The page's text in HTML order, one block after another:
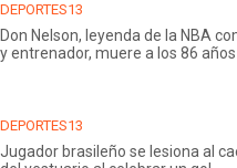
DEPORTES13
Don Nelson, leyenda de la NBA
y entrenador, muere a los 86 años
DEPORTES13
Jugador brasileño se lesiona al